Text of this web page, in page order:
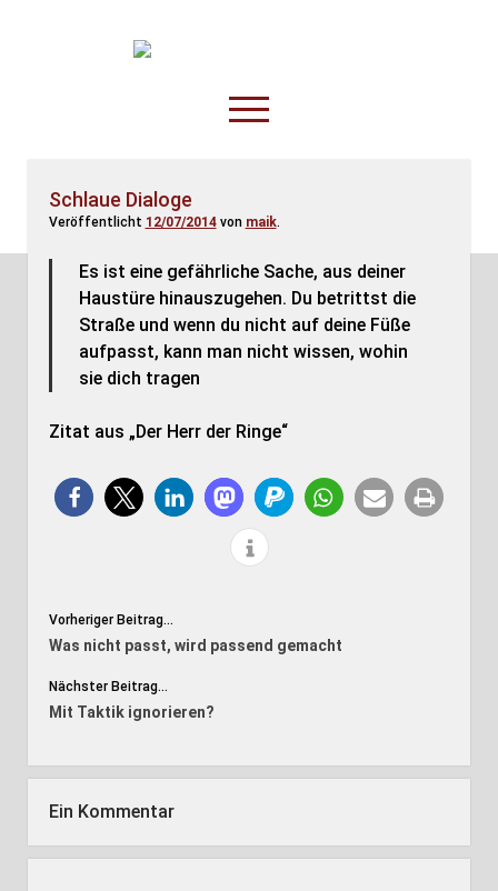
TruckOnline.de
open
menu
Anderswo
Spesenliste
Fahrer
Disposition
Schlaue Dialoge
Veröffentlicht 12/07/2014von maik.
Es ist eine gefährliche Sache, aus deiner
Haustüre hinauszugehen. Du betrittst die
Straße und wenn du nicht auf deine Füße
aufpasst, kann man nicht wissen, wohin
sie dich tragen
Zitat aus „Der Herr der Ringe“
Vorheriger Beitrag...
Was nicht passt, wird passend gemacht
Nächster Beitrag...
Mit Taktik ignorieren?
Ein Kommentar